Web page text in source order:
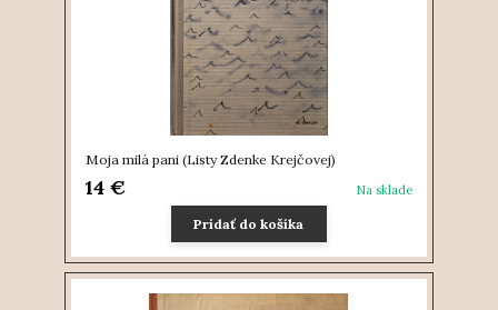
Moja milá pani (Listy Zdenke Krejčovej)
14 € Na sklade
Pridať do košíka